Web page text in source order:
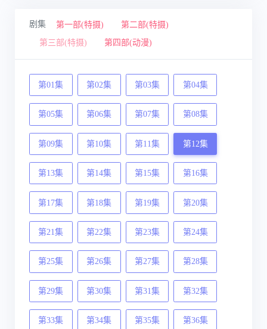
剧集 第一部(特摄)
第二部(特摄)
第三部(特摄)
第四部(动漫)
第01集 第02集 第03集 第04集
第05集 第06集 第07集 第08集
第09集 第10集 第11集 第12集
第13集 第14集 第15集 第16集
第17集 第18集 第19集 第20集
第21集 第22集 第23集 第24集
第25集 第26集 第27集 第28集
第29集 第30集 第31集 第32集
第33集 第34集 第35集 第36集